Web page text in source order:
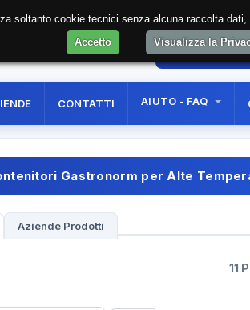
AREA
CONTATTI AIUTO - FAQ
Gastronorm per Alte
Aziende Prodotti
11
soltanto cookie tecnici senza alcuna raccolta
Accetto
Visualizza la